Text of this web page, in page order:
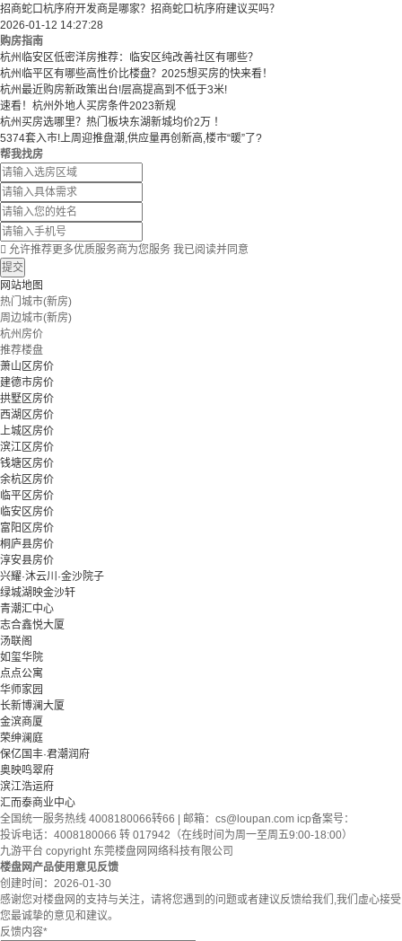
招商蛇口杭序府开发商是哪家？招商蛇口杭序府建议买吗？
2026-01-12 14:27:28
购房指南
杭州临安区低密洋房推荐：临安区纯改善社区有哪些？
​​杭州临平区有哪些高性价比楼盘？2025想买房的快来看！​
杭州最近购房新政策出台!层高提高到不低于3米!
速看！杭州外地人买房条件2023新规
杭州买房选哪里？热门板块东湖新城均价2万 ！
5374套入市!上周迎推盘潮,供应量再创新高,楼市“暖”了?
帮我找房
 允许推荐更多优质服务商为您服务 我已阅读并同意
提交
网站地图
热门城市(新房)
周边城市(新房)
杭州房价
推荐楼盘
萧山区房价
建德市房价
拱墅区房价
西湖区房价
上城区房价
滨江区房价
钱塘区房价
余杭区房价
临平区房价
临安区房价
富阳区房价
桐庐县房价
淳安县房价
兴耀·沐云川·金沙院子
绿城湖映金沙轩
青潮汇中心
志合鑫悦大厦
汤联阁
如玺华院
点点公寓
华师家园
长新博澜大厦
金滨商厦
荣绅澜庭
保亿国丰·君潮润府
奥映鸣翠府
滨江浩运府
汇而泰商业中心
全国统一服务热线 4008180066转66 | 邮箱： cs@loupan.com icp备案号：
投诉电话：4008180066 转 017942（在线时间为周一至周五9:00-18:00）
九游平台 copyright 东莞楼盘网网络科技有限公司
楼盘网产品使用意见反馈
创建时间： 2026-01-30
感谢您对楼盘网的支持与关注，请将您遇到的问题或者建议反馈给我们,我们虚心接受
您最诚挚的意见和建议。
反馈内容*